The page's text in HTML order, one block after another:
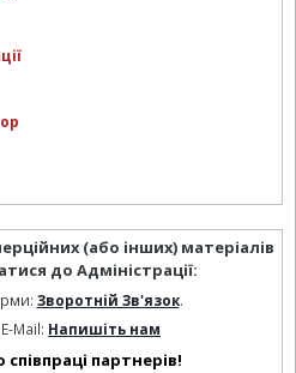
(або інших) матеріалів
до Адміністрації:
Зворотній Зв'язок.
Mail: Напишіть нам
партнерів!